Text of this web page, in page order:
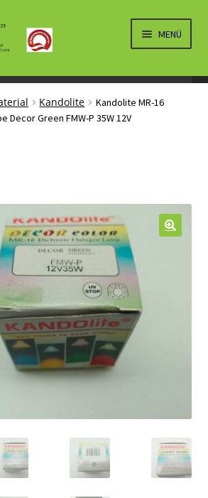
MENÜ
ÖFFNEN
ÖFFNEN
Kandolite
Kandolite MR-16
Decor Green FMW-P 35W 12V